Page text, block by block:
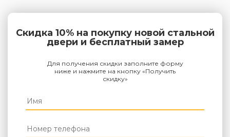
Скидка 10% на покупку новой стальной
двери и бесплатный замер
Для получения скидки заполните форму
ниже и нажмите на кнопку «Получить
скидку»